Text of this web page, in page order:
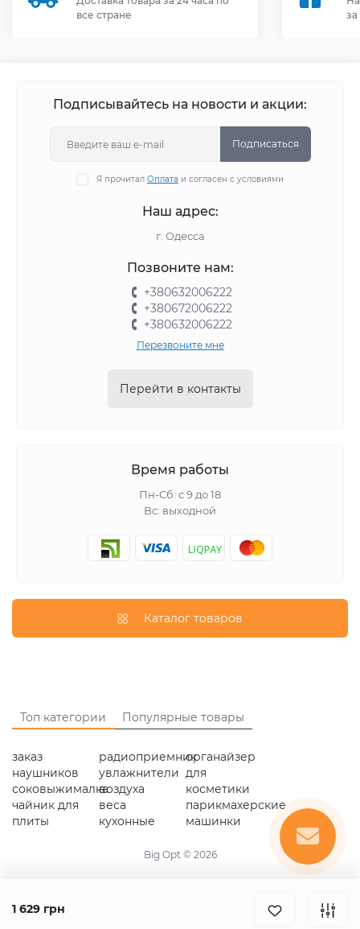
1 629 грн
все стране
Подписывайтесь на новости и акции:
Подписаться
Я прочитал Оплата и согласен с условиями
Наш адрес:
г. Одесса
Позвоните нам:
+380632006222
+380672006222
+380632006222
Перезвоните мне
Перейти в контакты
Время работы
Пн-Сб: с 9 до 18
Вс: выходной
Каталог товаров
Топ категории Популярные товары
заказ
наушников
соковыжималка
чайник для
плиты
радиоприемник
увлажнители
воздуха
веса
кухонные
органайзер
для
косметики
парикмахерские
машинки
Big Opt © 2026